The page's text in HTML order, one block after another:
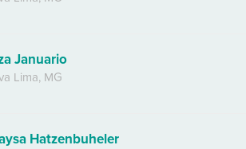
Januario
Lima, MG
Hatzenbuheler